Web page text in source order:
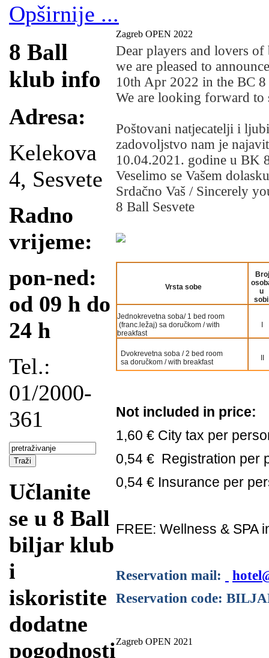
Opširnije ...
8 Ball
klub info
Adresa:
Kelekova
4, Sesvete
Radno
vrijeme:
pon-ned:
od 09 h do
24 h
Tel.:
01/2000-
361
Učlanite
se u 8 Ball
biljar klub
i
iskoristite
dodatne
pogodnosti
Zagreb OPEN 2022
Dear players and lovers
we are pleased to
10th Apr 2022 in the BC 8
We are looking forward to
Poštovani natjecatelji i
zadovoljstvo nam je
10.04.2021. godine u BK
Veselimo se Vašem
Srdačno Vaš / Sincerely
8 Ball Sesvete
Vrsta sobe
Broj
u
sobi
Jednokrevetna soba/ 1 bed room
(franc.ležaj) sa doručkom / with
breakfast
Dvokrevetna soba / 2 bed room
sa doručkom / with breakfast
Not included in price:
1,60 € City tax per
0,54 € Registration per
0,54 € Insurance per
FREE: Wellness & SPA
Reservation mail:
Reservation code:
Zagreb OPEN 2021